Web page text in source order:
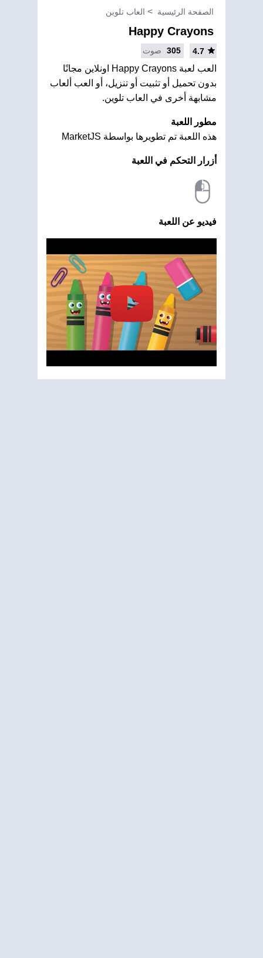
الصفحة الرئيسية العاب تلوين
Happy Crayons
4.7
305 صوت
العب لعبة Happy Crayons اونلاين مجانًا
بدون تحميل أو تثبيت أو تنزيل، أو العب ألعاب
مشابهة أخرى في العاب تلوين.
مطور اللعبة
هذه اللعبة تم تطويرها بواسطة MarketJS
أزرار التحكم في اللعبة
فيديو عن اللعبة